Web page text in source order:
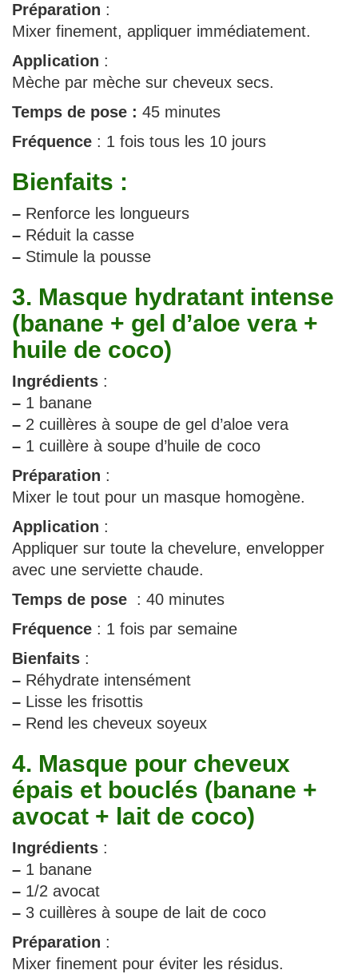
Préparation :
Mixer finement, appliquer immédiatement.
Application :
Mèche par mèche sur cheveux secs.
Temps de pose : 45 minutes
Fréquence : 1 fois tous les 10 jours
Bienfaits :
– Renforce les longueurs
– Réduit la casse
– Stimule la pousse
3. Masque hydratant intense
(banane + gel d’aloe vera +
huile de coco)
Ingrédients :
– 1 banane
– 2 cuillères à soupe de gel d’aloe vera
– 1 cuillère à soupe d’huile de coco
Préparation :
Mixer le tout pour un masque homogène.
Application :
Appliquer sur toute la chevelure, envelopper
avec une serviette chaude.
Temps de pose : 40 minutes
Fréquence : 1 fois par semaine
Bienfaits :
– Réhydrate intensément
– Lisse les frisottis
– Rend les cheveux soyeux
4. Masque pour cheveux
épais et bouclés (banane +
avocat + lait de coco)
Ingrédients :
– 1 banane
– 1/2 avocat
– 3 cuillères à soupe de lait de coco
Préparation :
Mixer finement pour éviter les résidus.